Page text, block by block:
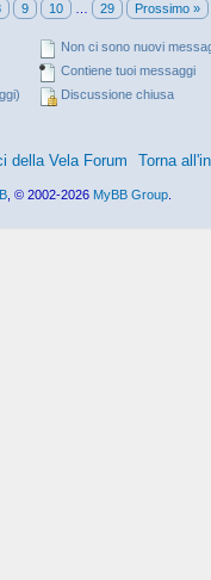
9 10 … 29 Prossimo »
Non ci sono nuovi
Contiene tuoi messaggi
Discussione chiusa
della Vela Forum
Torna
, © 2002-2026 MyBB Group